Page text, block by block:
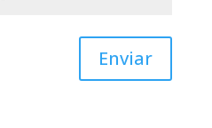
Enviar